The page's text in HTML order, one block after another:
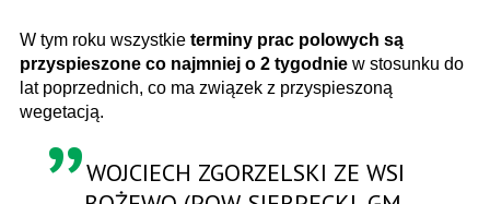
W tym roku wszystkie terminy prac polowych są
przyspieszone co najmniej o 2 tygodnie w stosunku do
lat poprzednich, co ma związek z przyspieszoną
wegetacją.
WOJCIECH ZGORZELSKI ZE WSI